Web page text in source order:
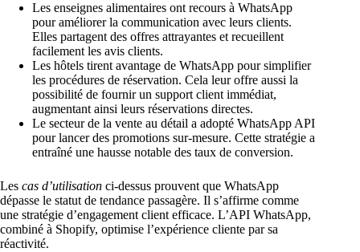
Les enseignes alimentaires ont recours à WhatsApp
pour améliorer la communication avec leurs clients.
Elles partagent des offres attrayantes et recueillent
facilement les avis clients.
Les hôtels tirent avantage de WhatsApp pour simplifier
les procédures de réservation. Cela leur offre aussi la
possibilité de fournir un support client immédiat,
augmentant ainsi leurs réservations directes.
Le secteur de la vente au détail a adopté WhatsApp API
pour lancer des promotions sur-mesure. Cette stratégie a
entraîné une hausse notable des taux de conversion.
Les cas d’utilisation ci-dessus prouvent que WhatsApp
dépasse le statut de tendance passagère. Il s’affirme comme
une stratégie d’engagement client efficace. L’API WhatsApp,
combiné à Shopify, optimise l’expérience cliente par sa
réactivité.